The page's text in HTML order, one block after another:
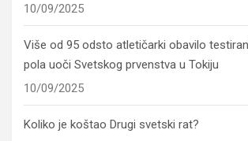
10/09/2025
Više od 95 odsto atletičarki obavilo
pola uoči Svetskog prvenstva u Tokiju
10/09/2025
Koliko je koštao Drugi svetski rat?